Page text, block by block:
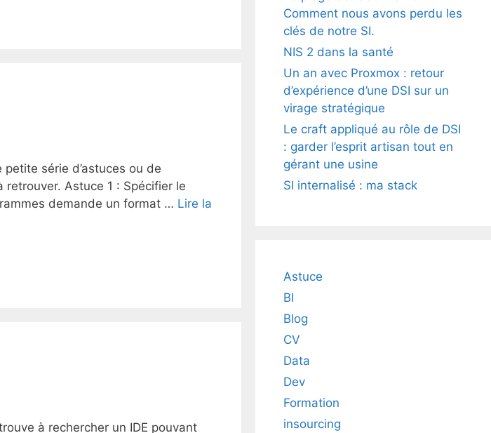
série d’astuces ou de
Astuce 1 : Spécifier le
demande un format … Lire la
à rechercher un IDE pouvant
Comment nous avons perdu les
clés de notre SI.
NIS 2 dans la santé
Un an avec Proxmox : retour
d’expérience d’une DSI sur un
virage stratégique
Le craft appliqué au rôle de DSI
: garder l’esprit artisan tout en
gérant une usine
SI internalisé : ma stack
Astuce
BI
Blog
CV
Data
Dev
Formation
insourcing